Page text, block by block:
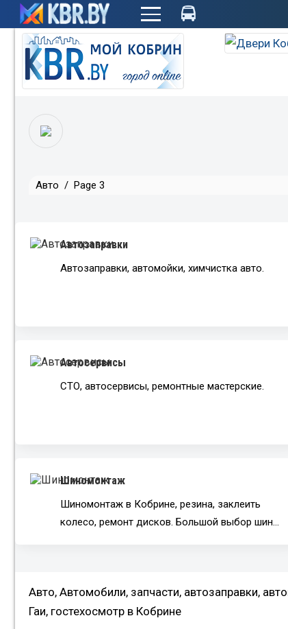
Авто / Page 3
Автозаправки
Автозаправки, автомойки, химчистка авто.
Автосервисы
СТО, автосервисы, ремонтные мастерские.
Шиномонтаж
Шиномонтаж в Кобрине, резина, заклеить
колесо, ремонт дисков. Большой выбор шин…
Авто, Автомобили, запчасти, автозаправки,
Гаи, гостехосмотр в Кобрине